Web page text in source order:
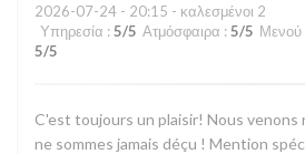
2026-07-24 - 20:15 - καλεσμένοι 2
Υπηρεσία : 5/5 Ατμόσφαιρα : 5/5 Μενού
5/5
C'est toujours un plaisir! Nous
ne sommes jamais déçu ! Mention